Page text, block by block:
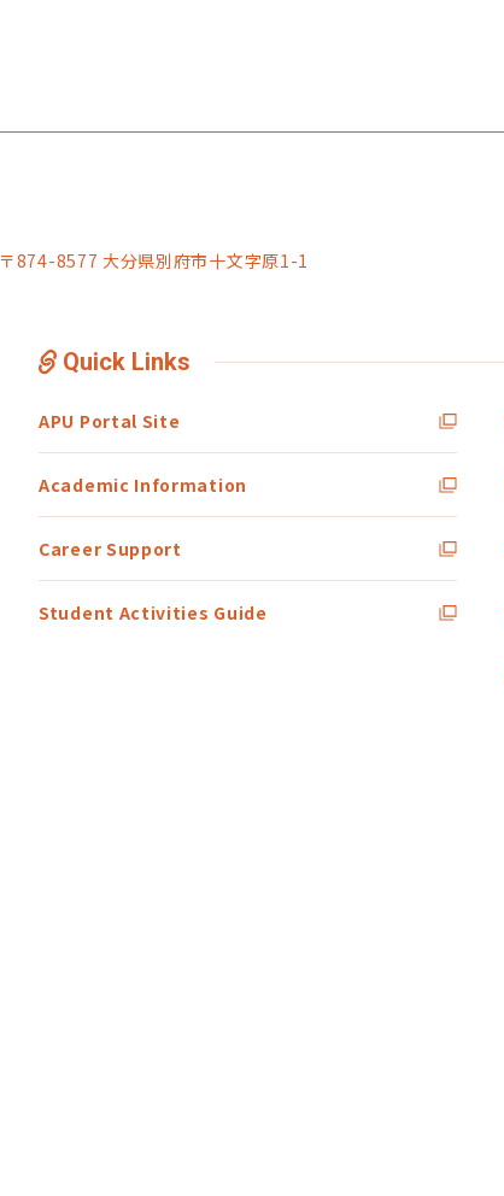
〒874-8577 大分県別府市十文字原1-1
Quick Links
APU Portal Site
Academic Information
Career Support
Student Activities Guide